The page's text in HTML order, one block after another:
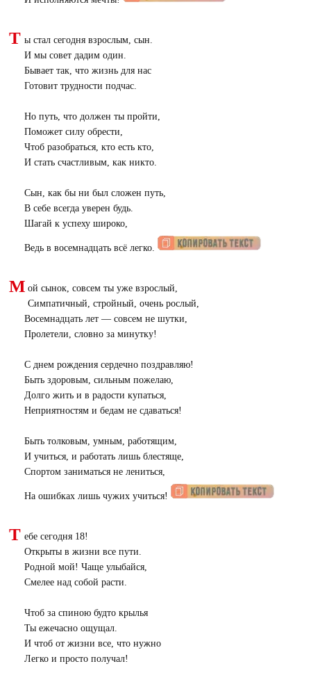
Т ы стал сегодня взрослым, сын.
И мы совет дадим один.
Бывает так, что жизнь для нас
Готовит трудности подчас.
Но путь, что должен ты пройти,
Поможет силу обрести,
Чтоб разобраться, кто есть кто,
И стать счастливым, как никто.
Сын, как бы ни был сложен путь,
В себе всегда уверен будь.
Шагай к успеху широко,
Ведь в восемнадцать всё легко.
М ой сынок, совсем ты уже взрослый,
Симпатичный, стройный, очень рослый,
Восемнадцать лет — совсем не шутки,
Пролетели, словно за минутку!
С днем рождения сердечно поздравляю!
Быть здоровым, сильным пожелаю,
Долго жить и в радости купаться,
Неприятностям и бедам не сдаваться!
Быть толковым, умным, работящим,
И учиться, и работать лишь блестяще,
Спортом заниматься не лениться,
На ошибках лишь чужих учиться!
Т ебе сегодня 18!
Открыты в жизни все пути.
Родной мой! Чаще улыбайся,
Смелее над собой расти.
Чтоб за спиною будто крылья
Ты ежечасно ощущал.
И чтоб от жизни все, что нужно
Легко и просто получал!